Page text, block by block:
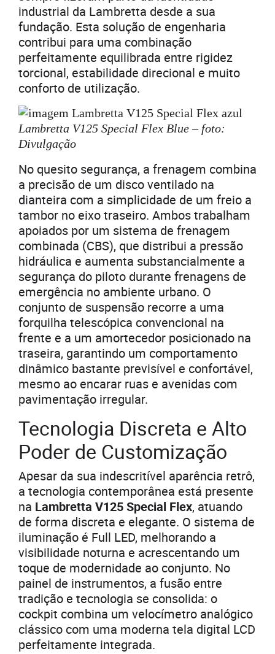
industrial da Lambretta desde a sua
fundação. Esta solução de engenharia
contribui para uma combinação
perfeitamente equilibrada entre rigidez
torcional, estabilidade direcional e muito
conforto de utilização.
Lambretta V125 Special Flex Blue – foto:
Divulgação
No quesito segurança, a frenagem combina
a precisão de um disco ventilado na
dianteira com a simplicidade de um freio a
tambor no eixo traseiro. Ambos trabalham
apoiados por um sistema de frenagem
combinada (CBS), que distribui a pressão
hidráulica e aumenta substancialmente a
segurança do piloto durante frenagens de
emergência no ambiente urbano. O
conjunto de suspensão recorre a uma
forquilha telescópica convencional na
frente e a um amortecedor posicionado na
traseira, garantindo um comportamento
dinâmico bastante previsível e confortável,
mesmo ao encarar ruas e avenidas com
pavimentação irregular.
Tecnologia Discreta e Alto
Poder de Customização
Apesar da sua indescritível aparência retrô,
a tecnologia contemporânea está presente
na Lambretta V125 Special Flex, atuando
de forma discreta e elegante. O sistema de
iluminação é Full LED, melhorando a
visibilidade noturna e acrescentando um
toque de modernidade ao conjunto. No
painel de instrumentos, a fusão entre
tradição e tecnologia se consolida: o
cockpit combina um velocímetro analógico
clássico com uma moderna tela digital LCD
perfeitamente integrada.